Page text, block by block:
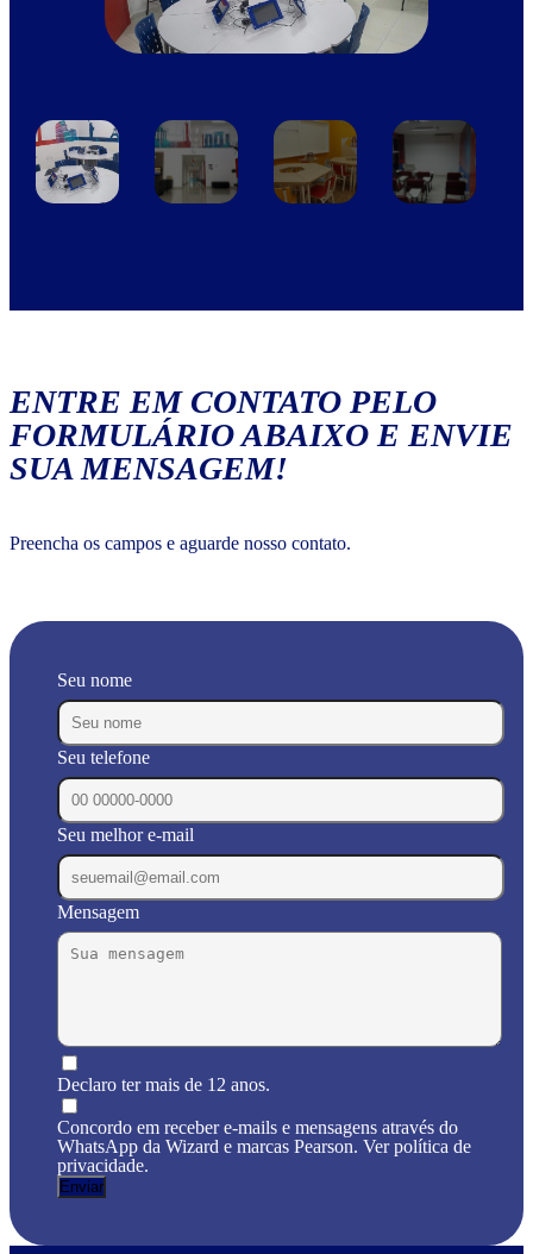
ENTRE EM CONTATO PELO
FORMULÁRIO ABAIXO E ENVIE
SUA MENSAGEM!
Preencha os campos e aguarde nosso contato.
Seu nome
Seu telefone
Seu melhor e-mail
Mensagem
Declaro ter mais de 12 anos.
Concordo em receber e-mails e mensagens através do
WhatsApp da Wizard e marcas Pearson. Ver política de
privacidade.